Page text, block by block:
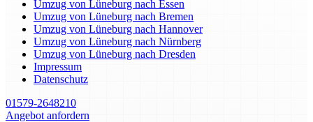
Umzug von Lüneburg nach Essen
Umzug von Lüneburg nach Bremen
Umzug von Lüneburg nach Hannover
Umzug von Lüneburg nach Nürnberg
Umzug von Lüneburg nach Dresden
Impressum
Datenschutz
01579-2648210
Angebot anfordern